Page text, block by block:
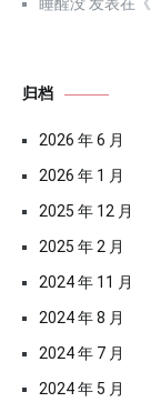
归档
2026 年 6 月
2026 年 1 月
2025 年 12 月
2025 年 2 月
2024 年 11 月
2024 年 8 月
2024 年 7 月
2024 年 5 月